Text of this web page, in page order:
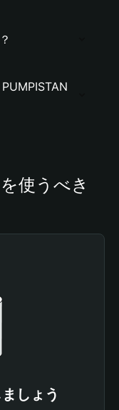
使うべき
しょう